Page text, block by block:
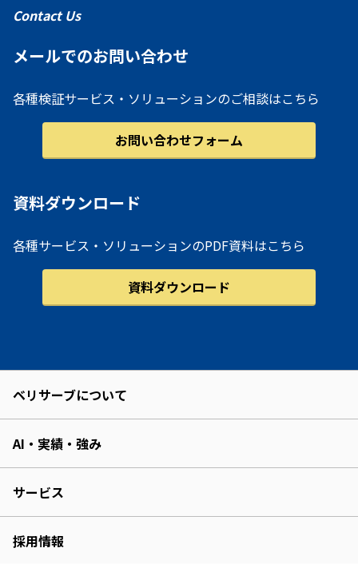
Contact Us
メールでのお問い合わせ
各種検証サービス・ソリューションのご相談はこちら
お問い合わせフォーム
資料ダウンロード
各種サービス・ソリューションのPDF資料はこちら
資料ダウンロード
ベリサーブについて
AI・実績・強み
サービス
採用情報